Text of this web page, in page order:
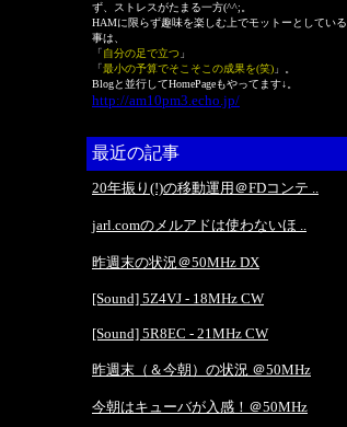
ず、ストレスがたまる一方(^^;。
HAMに限らず趣味を楽しむ上でモットーとしている
事は、
「自分の足で立つ 」
「最小の予算でそこそこの成果を(笑) 」。
Blogと並行してHomePageもやってます↓。
http://am10pm3.echo.jp/
最近の記事
20年振り(!)の移動運用＠FDコンテ ..
jarl.comのメルアドは使わないほ ..
昨週末の状況＠50MHz DX
[Sound] 5Z4VJ - 18MHz CW
[Sound] 5R8EC - 21MHz CW
昨週末（＆今朝）の状況 ＠50MHz
今朝はキューバが入感！＠50MHz